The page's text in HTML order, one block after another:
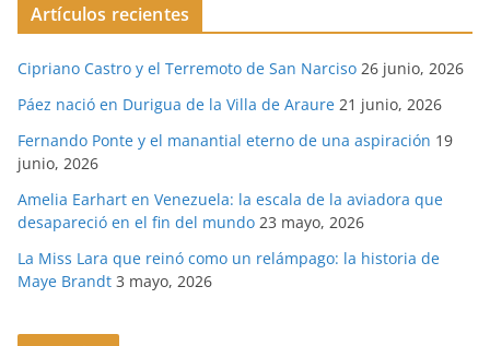
Artículos recientes
Cipriano Castro y el Terremoto de San Narciso 26 junio, 2026
Páez nació en Durigua de la Villa de Araure 21 junio, 2026
Fernando Ponte y el manantial eterno de una aspiración 19
junio, 2026
Amelia Earhart en Venezuela: la escala de la aviadora que
desapareció en el fin del mundo 23 mayo, 2026
La Miss Lara que reinó como un relámpago: la historia de
Maye Brandt 3 mayo, 2026